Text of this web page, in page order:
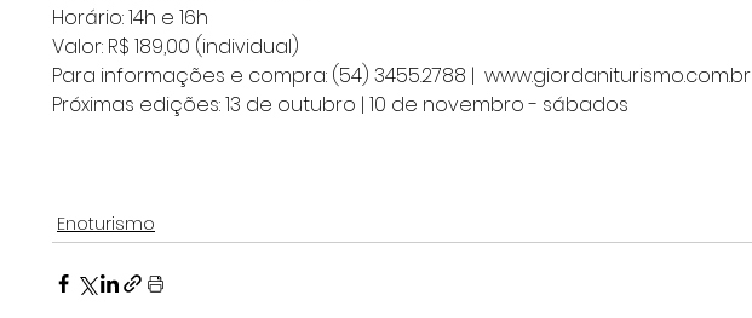
Horário: 14h e 16h
Valor: R$ 189,00 (individual)
Para informações e compra: (54) 3455.2788 |  www.giordaniturismo.com.br
Próximas edições: 13 de outubro | 10 de novembro - sábados
Enoturismo